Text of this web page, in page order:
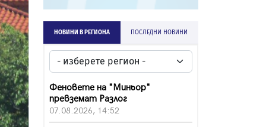
НОВИНИ В РЕГИОНА ПОСЛЕДНИ НОВИНИ
Феновете на "Миньор"
превземат Разлог
07.08.2026, 14:52